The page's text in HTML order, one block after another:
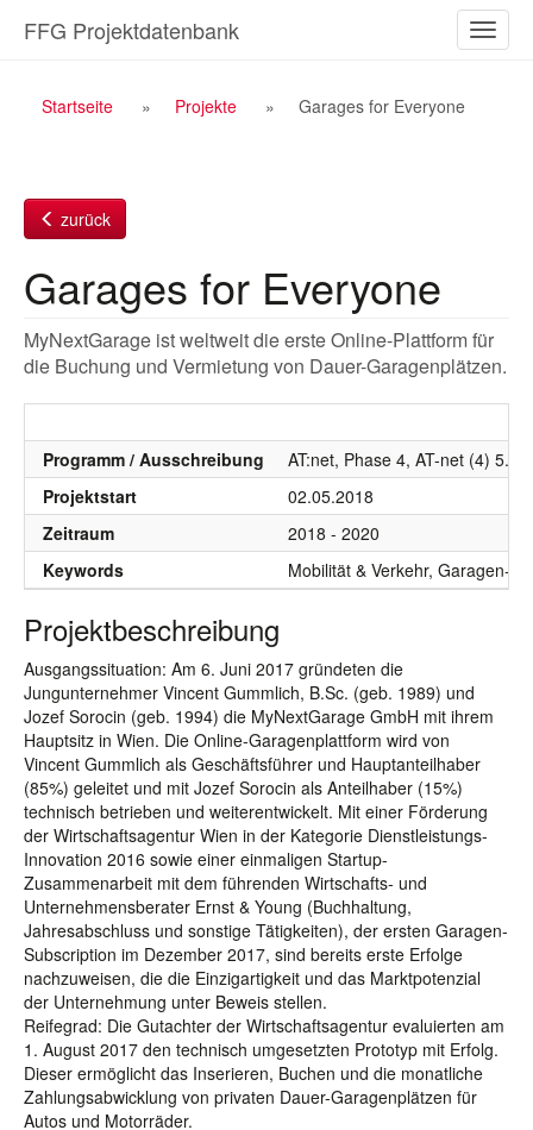
Inhalt
ein-/
FFG Projektdatenbank
Breadcrumb
Startseite Projekte Garages for Everyone
zurück
Garages for Everyone
MyNextGarage ist weltweit die erste Online-Plattform für
die Buchung und Vermietung von Dauer-Garagenplätzen.
Programm / Ausschreibung
AT:net, Phase 4, AT-net (4) 5.
Projektstart
02.05.2018
Zeitraum
2018 - 2020
Keywords
Mobilität & Verkehr, Garagen-
Projektbeschreibung
Ausgangssituation: Am 6. Juni 2017 gründeten die
Jungunternehmer Vincent Gummlich, B.Sc. (geb. 1989) und
Jozef Sorocin (geb. 1994) die MyNextGarage GmbH mit ihrem
Hauptsitz in Wien. Die Online-Garagenplattform wird von
Vincent Gummlich als Geschäftsführer und Hauptanteilhaber
(85%) geleitet und mit Jozef Sorocin als Anteilhaber (15%)
technisch betrieben und weiterentwickelt. Mit einer Förderung
der Wirtschaftsagentur Wien in der Kategorie Dienstleistungs-
Innovation 2016 sowie einer einmaligen Startup-
Zusammenarbeit mit dem führenden Wirtschafts- und
Unternehmensberater Ernst & Young (Buchhaltung,
Jahresabschluss und sonstige Tätigkeiten), der ersten Garagen-
Subscription im Dezember 2017, sind bereits erste Erfolge
nachzuweisen, die die Einzigartigkeit und das Marktpotenzial
der Unternehmung unter Beweis stellen.
Reifegrad: Die Gutachter der Wirtschaftsagentur evaluierten am
1. August 2017 den technisch umgesetzten Prototyp mit Erfolg.
Dieser ermöglicht das Inserieren, Buchen und die monatliche
Zahlungsabwicklung von privaten Dauer-Garagenplätzen für
Autos und Motorräder.